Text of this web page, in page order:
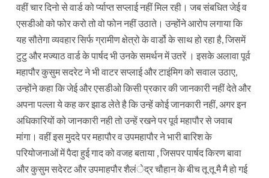
वहीं चार दिनो से वार्ड को र्प्याप्त सप्लाई नहीं मिल रही। जब संबधित जेई व
एसडीओ को फोर करो तो वो फोन नहीं उठाते। उन्होंने आरोप लगाया कि
यह सौतेगा व्यवहार सिर्फ ग्रामीण क्षेत्रो के वार्डो के साथ हो रहा है, जिसमें
टुटु और मज्याठ वार्ड के पार्षद भी उनके समर्थन में उतरें । इसके अलावा पूर्व
महापौर कुसुम सदरेट ने भी वाटर सप्लाई और टाइंमिग को सवाल उठाए,
उन्होंने कहा कि जेई और एसडीओ किसी प्रकार की जानकारी नहीं देते और
अपना पल्ला ये कह कर झाड लेते है कि उन्हें कोई जानकारी नहीं, अगर इन
अधिकारियों को जानकारी नही तो उन्हें रखने पर पूर्व महापौर से जवाब
मांगा। वहीं इस मुददे पर महापौर व उपमहापौर ने भारी बारिश के
परियोजनाओं में पैदा हुई गाद को वजह बताया , जिसपर पार्षद किरण बावा
और कुसुम सदेरट और उपमाहपौर शैलंेद्र चौहान के बीच तू तू मै मै हो गई